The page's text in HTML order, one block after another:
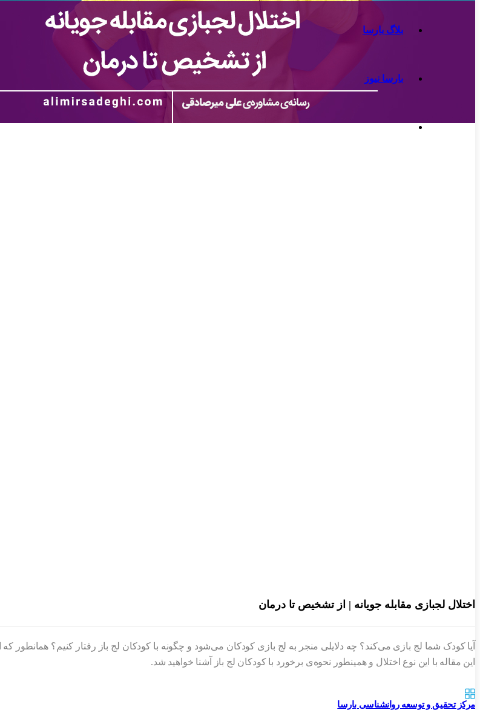
بلاگ بارسا
بارسا نیوز
اختلال لجبازی مقابله جویانه | از تشخیص تا درمان
آیا کودک شما لج بازی می‌کند؟ چه دلایلی منجر به لج بازی کودکان می‌شود و چگونه با کودکان لج باز رفتار کنیم؟ همانطور
این مقاله با این نوع اختلال و همینطور نحوه‌ی برخورد با کودکان لج باز آشنا خواهید شد.
مرکز تحقیق و توسعه روانشناسی بارسا